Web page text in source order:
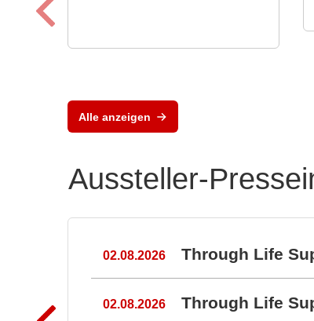
Test- und Messsysteme
Alle anzeigen
Aussteller-
02.08.2026 Through Life
02.08.2026 Through Life